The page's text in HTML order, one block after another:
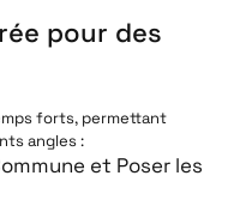
pour des
forts, permettant
angles :
et Poser les